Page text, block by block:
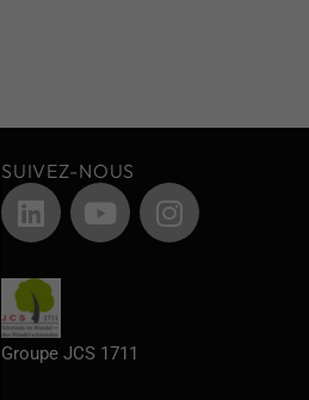
SUIVEZ-NOUS
Groupe JCS 1711